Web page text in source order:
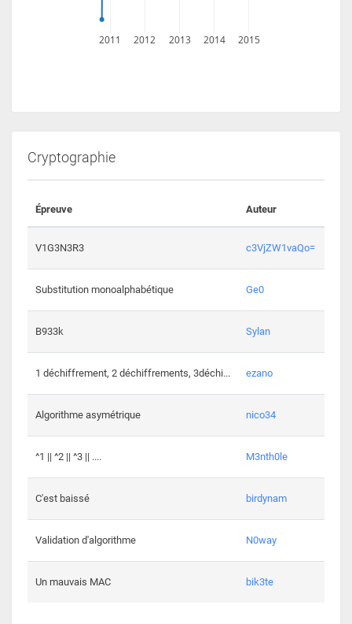
2011 2012 2013 2014 2015
Cryptographie
Épreuve Auteur
V1G3N3R3 c3VjZW1vaQo=
Substitution monoalphabétique Ge0
B933k Sylan
1 déchiffrement, 2 déchiffrements, 3déchi... ezano
Algorithme asymétrique nico34
^1 || ^2 || ^3 || .... M3nth0le
C'est baissé birdynam
Validation d'algorithme N0way
Un mauvais MAC bik3te